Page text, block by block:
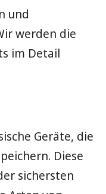
und
werden die
im Detail
Geräte, die
Diese
sichersten